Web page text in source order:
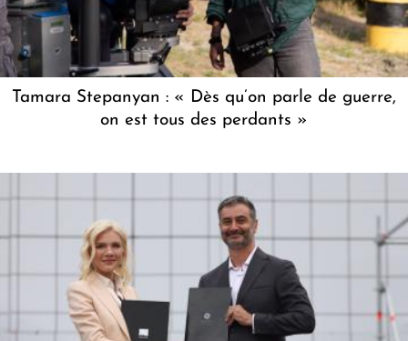
Tamara Stepanyan : « Dès qu’on parle de guerre,
on est tous des perdants »